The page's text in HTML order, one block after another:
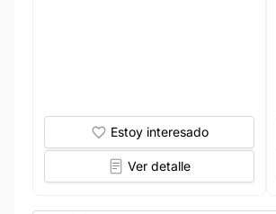
Estoy interesado
Ver detalle